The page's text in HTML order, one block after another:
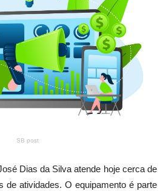
SB post
Dias da Silva atende hoje cerca de
de atividades. O equipamento é parte